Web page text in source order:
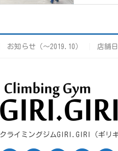
お知らせ（〜2019.10） 店舗
クライミングジムGIRI.GIRI（ギリギ